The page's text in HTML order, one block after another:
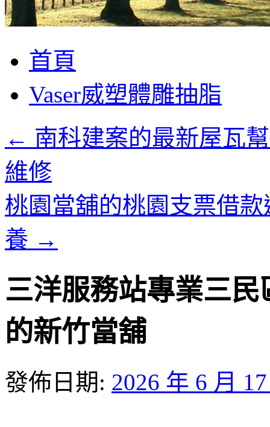
至
要
首頁
Vaser威塑體雕抽脂
← 南科建案的最新屋瓦
維修
桃園當舖的桃園支票借
養 →
三洋服務站專業三
的新竹當舖
發佈日期: 2026 年 6 月